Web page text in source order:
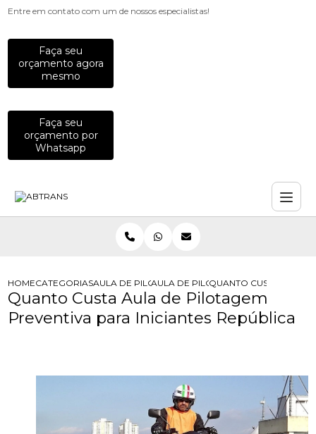
Entre em contato com um de nossos especialistas!
Faça seu
orçamento agora
mesmo
Faça seu
orçamento por
Whatsapp
HOMECATEGORIASAULA DE PILOTAGEMAULA DE PILOTAGEM DE MOTO
QUANTO CUSTA AULA
Quanto Custa Aula de Pilotagem
Preventiva para Iniciantes República